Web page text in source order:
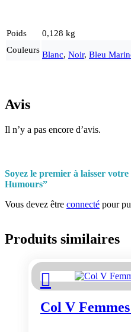
Poids
0,128 kg
Couleurs Blanc, Noir, Bleu
Avis
Il n’y a pas encore d’avis.
Soyez le premier à laisser
Humours”
Vous devez être connecté pour
Produits similaires
Col V